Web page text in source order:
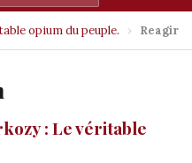
opium du peuple. › Reagir
: Le véritable